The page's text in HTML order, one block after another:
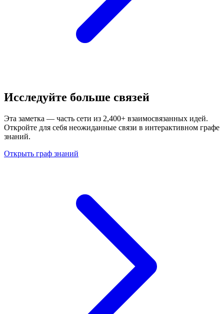
Исследуйте больше связей
Эта заметка — часть сети из 2,400+ взаимосвязанных идей.
Откройте для себя неожиданные связи в интерактивном графе
знаний.
Открыть граф знаний